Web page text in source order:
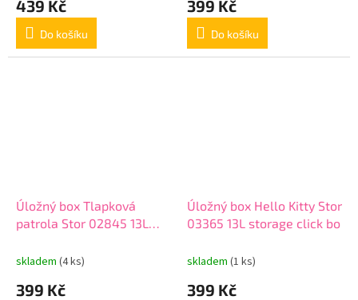
439 Kč
Do košíku
399 Kč
Do košíku
Úložný box Tlapková
patrola Stor 02845 13L
skladem (4 ks)
399 Kč
Úložný box Hello Kitty Stor
03365 13L storage click bo
skladem (1 ks)
399 Kč